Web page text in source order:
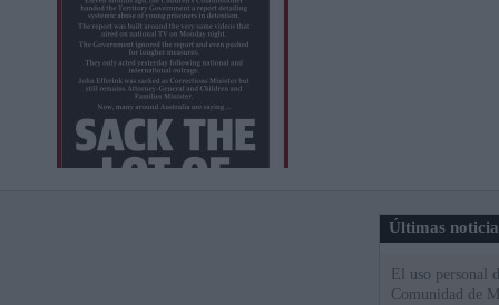
Últimas
El uso personal
Comunidad de